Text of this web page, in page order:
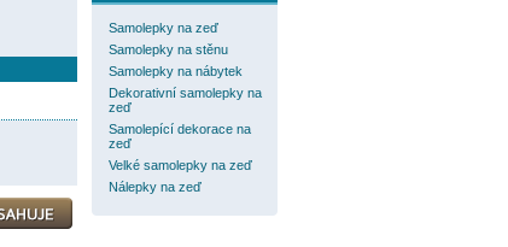
Samolepky na zeď
Samolepky na stěnu
Samolepky na nábytek
Dekorativní samolepky na
zeď
Samolepící dekorace na
zeď
Velké samolepky na zeď
Nálepky na zeď